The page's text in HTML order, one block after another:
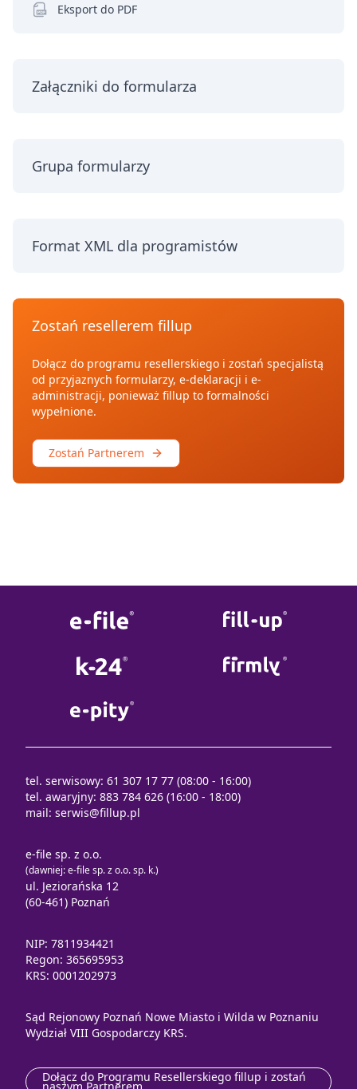
Eksport do PDF
Załączniki do formularza
Grupa formularzy
Format XML dla programistów
Zostań resellerem fillup
Dołącz do programu resellerskiego i zostań specjalistą
od przyjaznych formularzy, e-deklaracji i e-
administracji, ponieważ fillup to formalności
wypełnione.
Zostań Partnerem
tel. serwisowy: 61 307 17 77 (08:00 - 16:00)
tel. awaryjny: 883 784 626 (16:00 - 18:00)
mail: serwis@fillup.pl
e-file sp. z o.o.
(dawniej: e-file sp. z o.o. sp. k.)
ul. Jeziorańska 12
(60-461) Poznań
NIP: 7811934421
Regon: 365695953
KRS: 0001202973
Sąd Rejonowy Poznań Nowe Miasto i Wilda w Poznaniu
Wydział VIII Gospodarczy KRS.
Dołącz do Programu Resellerskiego fillup i zostań